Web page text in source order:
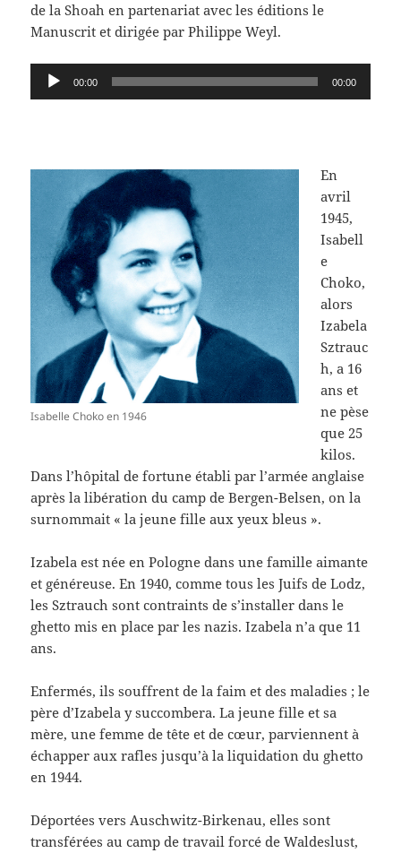
de la Shoah en partenariat avec les éditions le
Manuscrit et dirigée par Philippe Weyl.
Lecteur
audio
00:00 00:00
Isabelle Choko en 1946
En
avril
1945,
Isabell
e
Choko,
alors
Izabela
Sztrauc
h, a 16
ans et
ne pèse
que 25
kilos.
Dans l’hôpital de fortune établi par l’armée anglaise
après la libération du camp de Bergen-Belsen, on la
surnommait « la jeune fille aux yeux bleus ».
Izabela est née en Pologne dans une famille aimante
et généreuse. En 1940, comme tous les Juifs de Lodz,
les Sztrauch sont contraints de s’installer dans le
ghetto mis en place par les nazis. Izabela n’a que 11
ans.
Enfermés, ils souffrent de la faim et des maladies ; le
père d’Izabela y succombera. La jeune fille et sa
mère, une femme de tête et de cœur, parviennent à
échapper aux rafles jusqu’à la liquidation du ghetto
en 1944.
Déportées vers Auschwitz-Birkenau, elles sont
transférées au camp de travail forcé de Waldeslust,